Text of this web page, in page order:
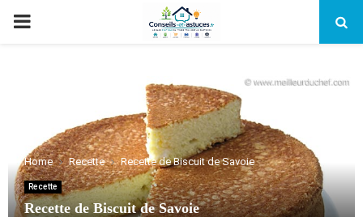
PRIMARY
Home Recette Recette de Biscuit de Savoie
Recette
Recette de Biscuit de Savoie